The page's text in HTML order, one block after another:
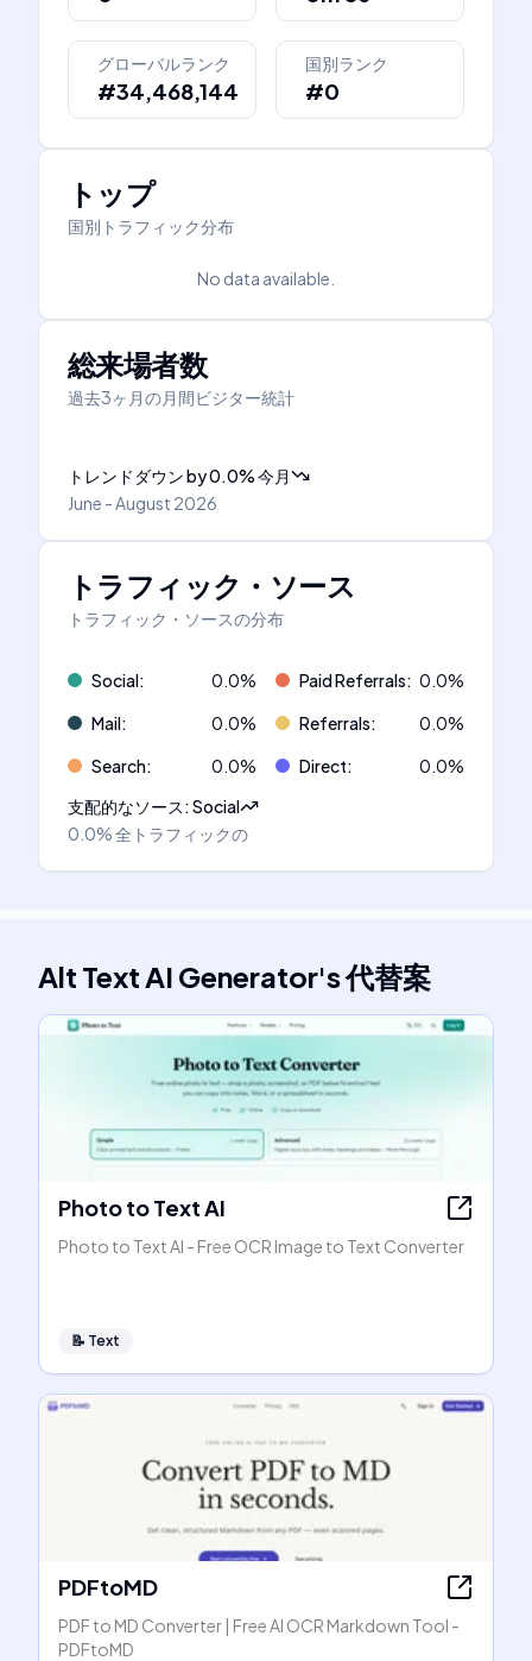
グローバルランク
#34,468,144
国別ランク
#0
トップ
国別トラフィック分布
No data available.
総来場者数
過去3ヶ月の月間ビジター統計
トレンドダウンby0.0%今月
June - August 2026
トラフィック・ソース
トラフィック・ソースの分布
Social: 0.0% Paid Referrals: 0.0%
Mail: 0.0% Referrals: 0.0%
Search: 0.0% Direct: 0.0%
支配的なソース:Social
0.0%全トラフィックの
Alt Text AI Generator's代替案
Photo to Text AI
Photo to Text AI - Free OCR Image to Text Converter
📝 Text
PDFtoMD
PDF to MD Converter | Free AI OCR Markdown Tool -
PDFtoMD